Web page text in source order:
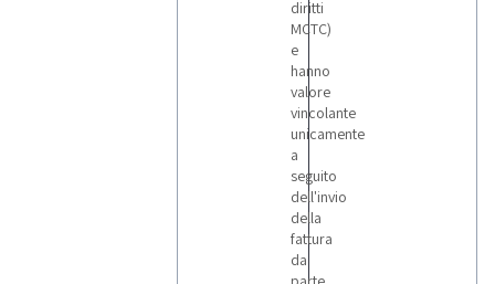
diritti
MCTC)
e
hanno
valore
vincolante
unicamente
a
seguito
dell'invio
della
fattura
da